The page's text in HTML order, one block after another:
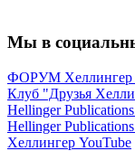
Мы в
ФОРУМ Хеллингер
Клуб "Друзья
Hellinger
Hellinger
Хеллингер YouTube